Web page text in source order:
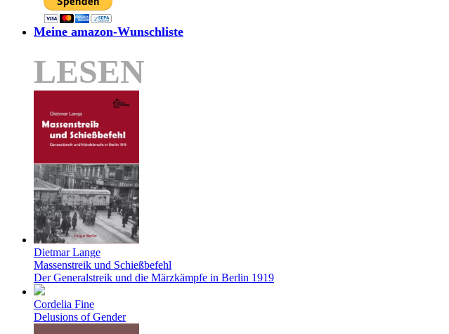
Meine amazon-Wunschliste
LESEN
Dietmar Lange
Massenstreik und Schießbefehl
Der Generalstreik und die Märzkämpfe in Berlin 1919
Cordelia Fine
Delusions of Gender